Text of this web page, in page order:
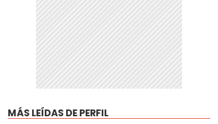
MÁS LEÍDAS DE PERFIL